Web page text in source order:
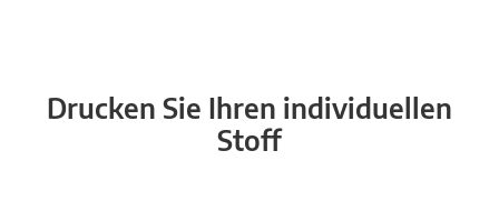
Drucken Sie Ihren individuellen
Stoff